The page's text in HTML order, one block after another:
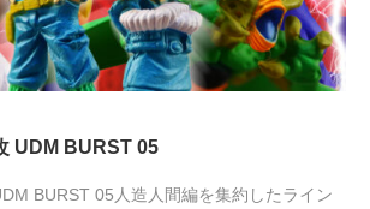
UDM BURST 05
BURST 05人造人間編を集約したライン